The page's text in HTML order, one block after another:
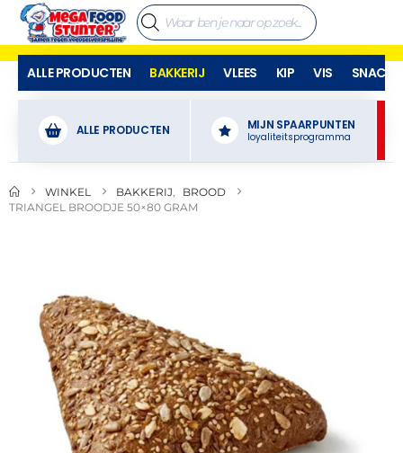
ALLE PRODUCTEN BAKKERIJ VLEES KIP VIS SNACKS
ALLE PRODUCTEN MIJN SPAARPUNTEN
loyaliteitsprogramma
WINKEL BAKKERIJ
BROOD
TRIANGEL BROODJE 50×80 GRAM